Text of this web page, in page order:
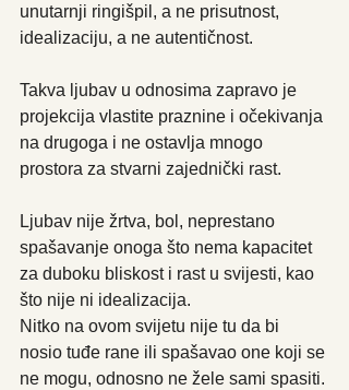
unutarnji ringišpil, a ne prisutnost,
idealizaciju, a ne autentičnost.
Takva ljubav u odnosima zapravo je
projekcija vlastite praznine i očekivanja
na drugoga i ne ostavlja mnogo
prostora za stvarni zajednički rast.
Ljubav nije žrtva, bol, neprestano
spašavanje onoga što nema kapacitet
za duboku bliskost i rast u svijesti, kao
što nije ni idealizacija.
Nitko na ovom svijetu nije tu da bi
nosio tuđe rane ili spašavao one koji se
ne mogu, odnosno ne žele sami spasiti.